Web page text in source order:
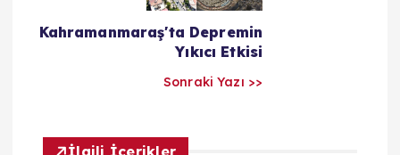
lKahramanmaraş'ta Depremin
Yıkıcı Etkisi
Sonraki Yazı >>
İlgili İçerikler